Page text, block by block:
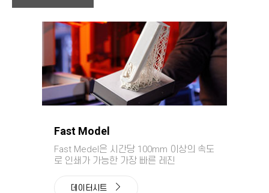
Fast Model
Fast Medel은 시간당 100mm 이상의 속도
로 인쇄가 가능한 가장 빠른 레진
데이터시트